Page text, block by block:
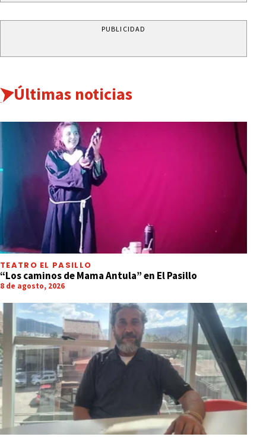
PUBLICIDAD
Últimas noticias
TEATRO EL PASILLO
“Los caminos de Mama Antula” en El Pasillo
8 de agosto, 2026